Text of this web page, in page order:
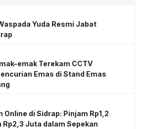
Yuda Resmi Jabat
emak Terekam CCTV
Emas di Stand Emas
Online di Sidrap: Pinjam Rp1,2
Juta dalam Sepekan